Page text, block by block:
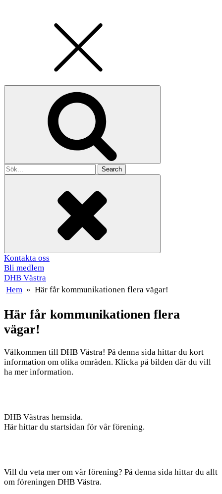
Search
for
Kontakta oss
Bli medlem
DHB Västra
Hem » Här får kommunikationen flera vägar!
Här får kommunikationen flera
vägar!
Välkommen till DHB Västra! På denna sida hittar du kort
information om olika områden. Klicka på bilden där du vill
ha mer information.
DHB Västras hemsida.
Här hittar du startsidan för vår förening.
Vill du veta mer om vår förening? På denna sida hittar du allt
om föreningen DHB Västra.